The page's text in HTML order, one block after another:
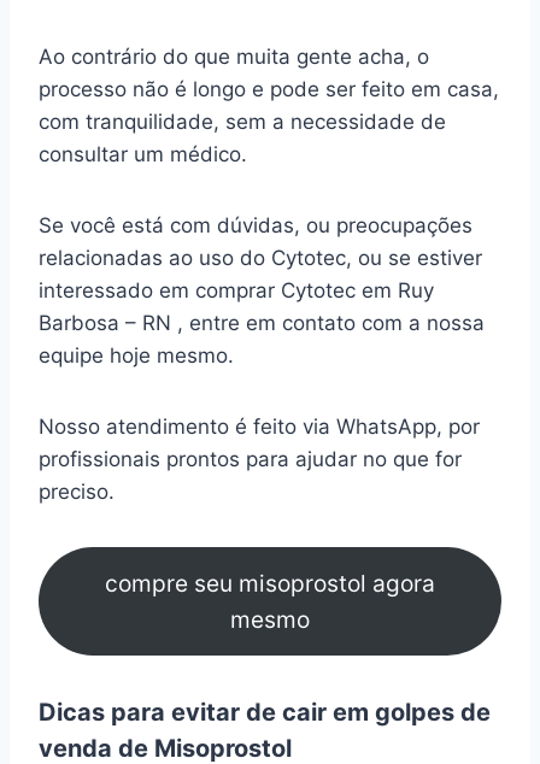
Ao contrário do que muita gente acha, o
processo não é longo e pode ser feito em casa,
com tranquilidade, sem a necessidade de
consultar um médico.
Se você está com dúvidas, ou preocupações
relacionadas ao uso do Cytotec, ou se estiver
interessado em comprar Cytotec em Ruy
Barbosa – RN , entre em contato com a nossa
equipe hoje mesmo.
Nosso atendimento é feito via WhatsApp, por
profissionais prontos para ajudar no que for
preciso.
compre seu misoprostol agora
mesmo
Dicas para evitar de cair em golpes de
venda de Misoprostol